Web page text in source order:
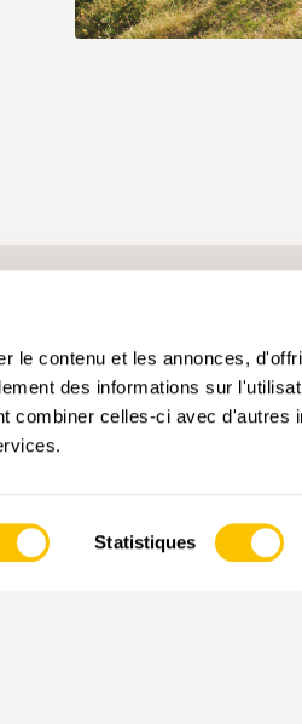
le contenu et les annonces,
des informations sur
combiner celles-ci avec
Statistiques
Construction
clé, vous pouvez l'ajouter à
ne peuvent être enregistrés